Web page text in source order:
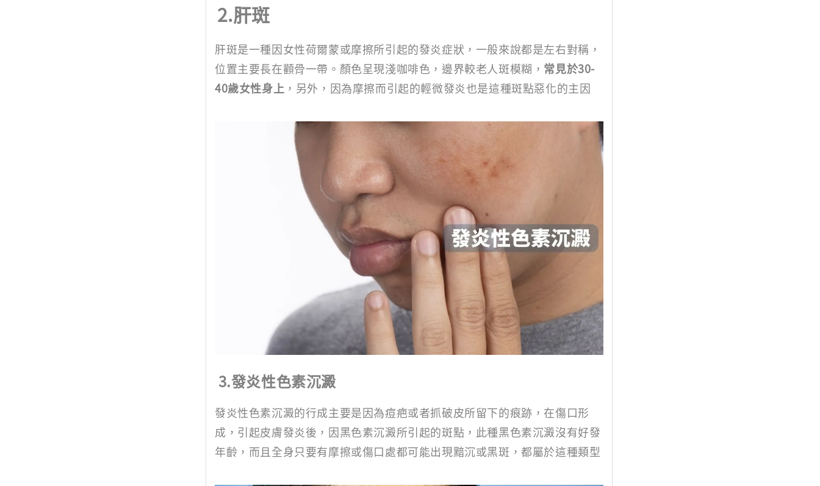
2.肝斑
肝斑是一種因女性荷爾蒙或摩擦所引起的發炎症狀，一般來說都是左右對稱，
位置主要長在顴骨一帶。顏色呈現淺咖啡色，邊界較老人斑模糊， 常見於30-
40歲女性身上 ，另外，因為摩擦而引起的輕微發炎也是這種斑點惡化的主因
3.發炎性色素沉澱
發炎性色素沉澱的行成主要是因為痘疤或者抓破皮所留下的痕跡，在傷口形
成，引起皮膚發炎後，因黑色素沉澱所引起的斑點，此種黑色素沉澱沒有好發
年齡，而且全身只要有摩擦或傷口處都可能出現黯沉或黑斑，都屬於這種類型